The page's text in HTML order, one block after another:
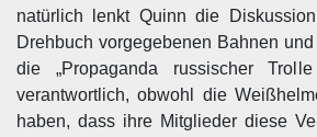
natürlich lenkt Quinn die
Drehbuch vorgegebenen Bahnen
die „Propaganda russischer
verantwortlich, obwohl die
haben, dass ihre Mitglieder diese